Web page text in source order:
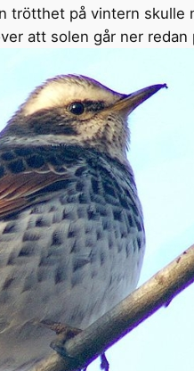
trötthet på vintern skulle
att solen går ner redan